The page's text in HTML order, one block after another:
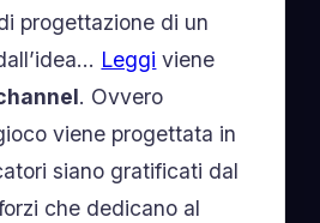
progettazione di un
Leggi viene
. Ovvero
viene progettata in
siano gratificati dal
che dedicano al